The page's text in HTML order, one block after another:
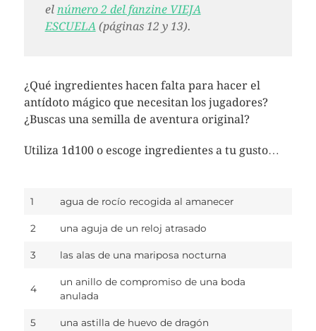
el número 2 del fanzine VIEJA
ESCUELA(páginas 12 y 13).
¿Qué ingredientes hacen falta para hacer el
antídoto mágico que necesitan los jugadores?
¿Buscas una semillade aventura original?
Utiliza 1d100 o escoge ingredientes a tu gusto…
1 agua de rocío recogida al amanecer
2 una aguja de un reloj atrasado
3 las alas de una mariposa nocturna
4
un anillo de compromiso de una boda
anulada
5 una astilla de huevo de dragón